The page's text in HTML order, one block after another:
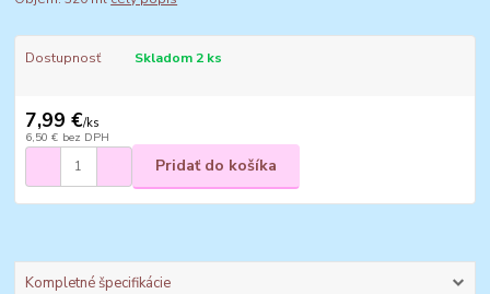
Dostupnosť Skladom 2 ks
7,99 €/ks
6,50 € bez DPH
Pridať do košíka
Kompletné špecifikácie